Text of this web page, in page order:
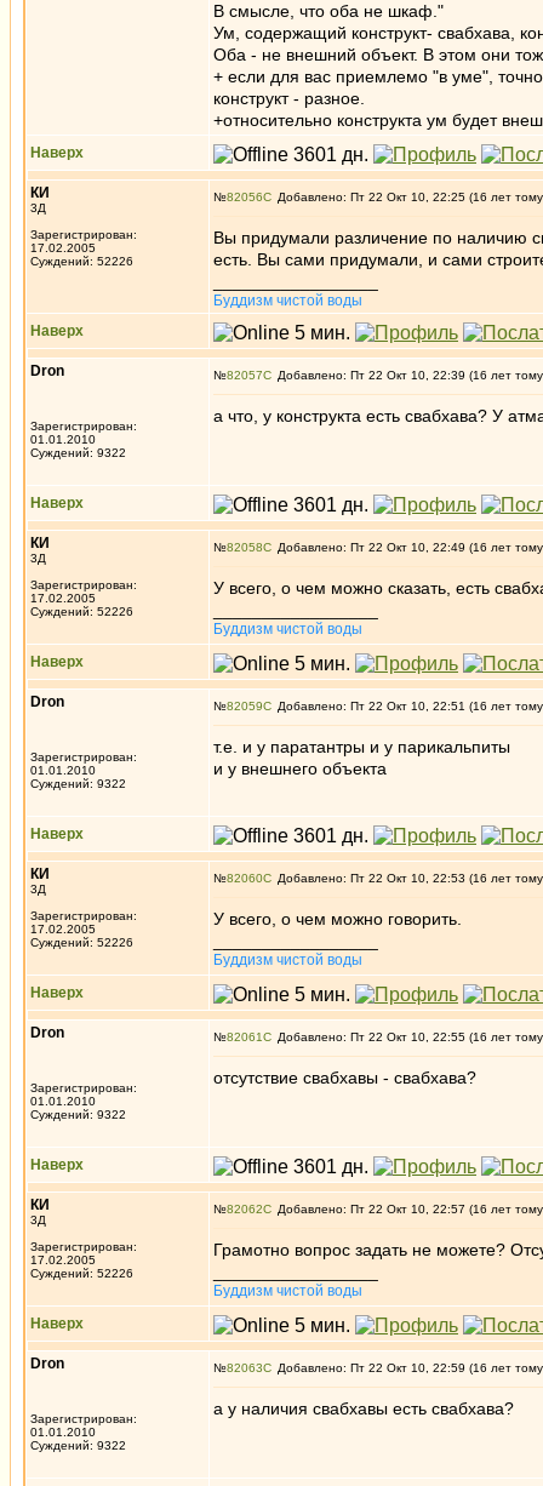
В смысле, что оба не шкаф."
Ум, содержащий конструкт- свабхава,
Оба - не внешний объект. В этом они
+ если для вас приемлемо "в уме",
конструкт - разное.
+относительно конструкта ум будет
Наверх
КИ
3Д
Зарегистрирован:
17.02.2005
Суждений: 52226
№82056 Добавлено: Пт 22 Окт 10, 22:25 (16 лет
Вы придумали различение по наличию
есть. Вы сами придумали, и сами
Буддизм чистой воды
Наверх
Dron
Зарегистрирован:
01.01.2010
Суждений: 9322
№82057 Добавлено: Пт 22 Окт 10, 22:39 (16 лет
а что, у конструкта есть свабхава? У
Наверх
КИ
3Д
Зарегистрирован:
17.02.2005
Суждений: 52226
№82058 Добавлено: Пт 22 Окт 10, 22:49 (16 лет
У всего, о чем можно сказать, есть
Буддизм чистой воды
Наверх
Dron
Зарегистрирован:
01.01.2010
Суждений: 9322
№82059 Добавлено: Пт 22 Окт 10, 22:51 (16 лет
т.е. и у паратантры и у парикальпиты
и у внешнего объекта
Наверх
КИ
3Д
Зарегистрирован:
17.02.2005
Суждений: 52226
№82060 Добавлено: Пт 22 Окт 10, 22:53 (16 лет
У всего, о чем можно говорить.
Буддизм чистой воды
Наверх
Dron
Зарегистрирован:
01.01.2010
Суждений: 9322
№82061 Добавлено: Пт 22 Окт 10, 22:55 (16 лет
отсутствие свабхавы - свабхава?
Наверх
КИ
3Д
Зарегистрирован:
17.02.2005
Суждений: 52226
№82062 Добавлено: Пт 22 Окт 10, 22:57 (16 лет
Грамотно вопрос задать не можете?
Буддизм чистой воды
Наверх
Dron
Зарегистрирован:
01.01.2010
Суждений: 9322
№82063 Добавлено: Пт 22 Окт 10, 22:59 (16 лет
а у наличия свабхавы есть свабхава?